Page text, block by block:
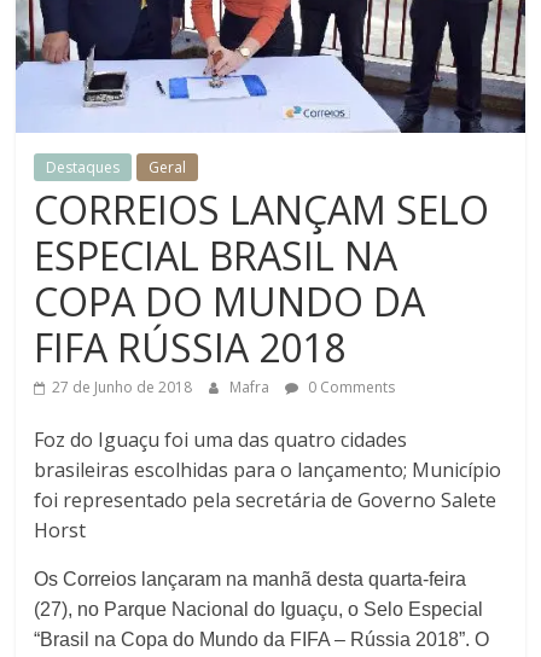
do
Esporte
Motor
Destaques Geral
CORREIOS LANÇAM SELO
ESPECIAL BRASIL NA
COPA DO MUNDO DA
FIFA RÚSSIA 2018
27 de Junho de 2018 Mafra 0 Comments
Foz do Iguaçu foi uma das quatro cidades
brasileiras escolhidas para o lançamento; Município
foi representado pela secretária de Governo Salete
Horst
Os Correios lançaram na manhã desta quarta-feira
(27), no Parque Nacional do Iguaçu, o Selo Especial
“Brasil na Copa do Mundo da FIFA – Rússia 2018”. O